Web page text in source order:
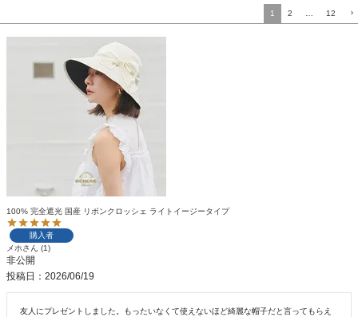
1 2 … 12
100% 完全遮光 国産 リボンクロッシェ ライトイージータイプ
購入者
メホ
1
非公開
投稿日
2026/06/19
友人にプレゼントしました。もったいなくて使えないほど綺麗な帽子だと言ってもらえ